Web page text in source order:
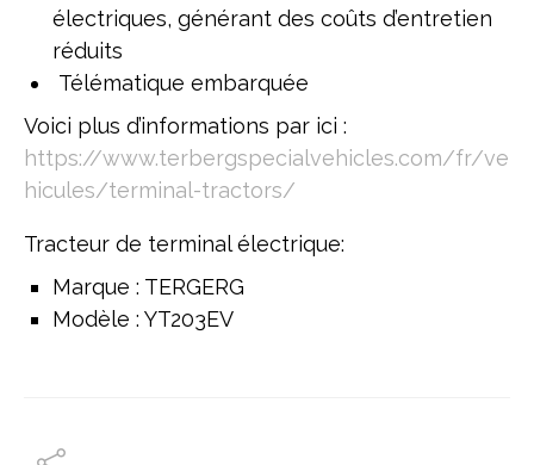
électriques, générant des coûts d’entretien
réduits
Télématique embarquée
Voici plus d’informations par ici :
https://www.terbergspecialvehicles.com/fr/ve
hicules/terminal-tractors/
Tracteur de terminal électrique:
Marque : TERGERG
Modèle : YT203EV